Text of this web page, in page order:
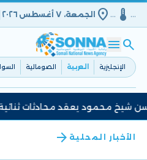
الجمعة، ٧ أغسطس ٢٠٢٦ location_on … device_thermostat …
search
menu
الإنجليزية العربية الصومالية
شيخ محمود يعقد محادثات ثنائية
arrow_back الأخبار المحلية